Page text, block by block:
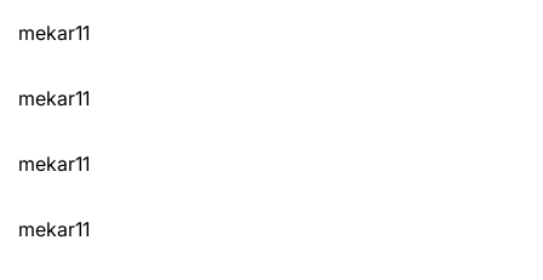
mekar11
mekar11
mekar11
mekar11